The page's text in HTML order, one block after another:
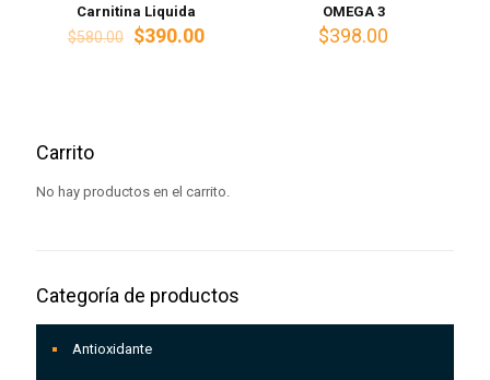
Carnitina Liquida
$580.00 El
$390.00El
OMEGA 3
$398.00
Carrito
No hay productos en el carrito.
Categoría de productos
Antioxidante